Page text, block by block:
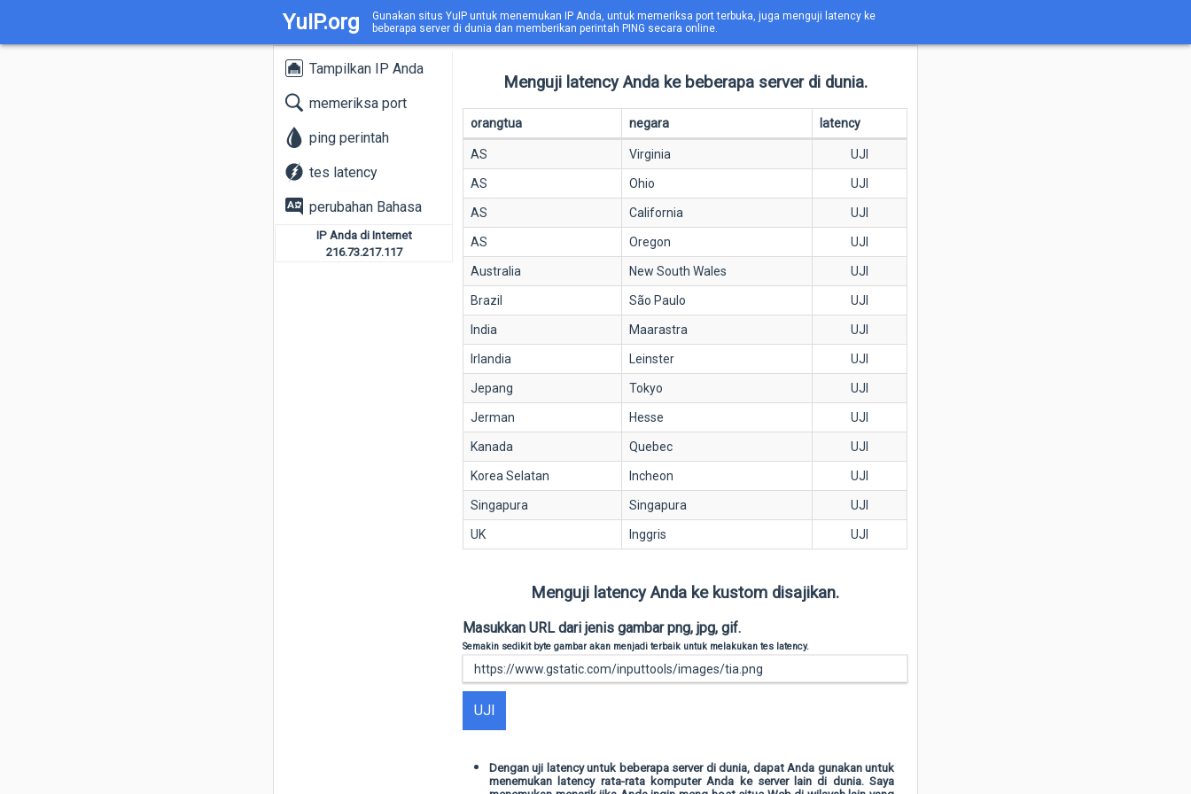
YuIP.org
Gunakan situs YuIP untuk menemukan IP Anda, untuk memeriksa port terbuka, juga menguji latency ke
beberapa server di dunia dan memberikan perintah PING secara online.
Tampilkan IP Anda
memeriksa port
ping perintah
tes latency
perubahan Bahasa
IP Anda di Internet
216.73.217.117
Menguji latency Anda ke beberapa server di dunia.
orangtua negara latency
AS Virginia UJI
AS Ohio UJI
AS California UJI
AS Oregon UJI
Australia New South Wales UJI
Brazil São Paulo UJI
India Maarastra UJI
Irlandia Leinster UJI
Jepang Tokyo UJI
Jerman Hesse UJI
Kanada Quebec UJI
Korea Selatan Incheon UJI
Singapura Singapura UJI
UK Inggris UJI
Menguji latency Anda ke kustom disajikan.
Masukkan URL dari jenis gambar png, jpg, gif.
Semakin sedikit byte gambar akan menjadi terbaik untuk melakukan tes latency.
UJI
Dengan uji latency untuk beberapa server di dunia, dapat Anda gunakan untuk
menemukan latency rata-rata komputer Anda ke server lain di dunia. Saya